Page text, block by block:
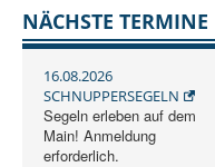
NÄCHSTE TERMINE
16.08.2026
SCHNUPPERSEGELN
Segeln erleben auf dem
Main! Anmeldung
erforderlich.